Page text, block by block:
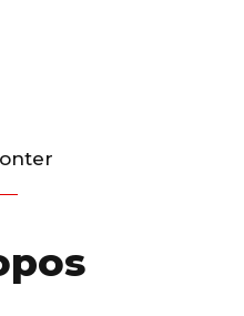
onter
pos